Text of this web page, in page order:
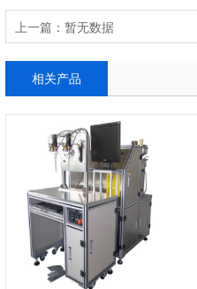
上一篇： 暂无数据
相关产品